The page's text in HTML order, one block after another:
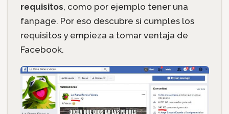
requisitos, como por ejemplo tener una
fanpage. Por eso descubre si cumples los
requisitos y empieza a tomar ventaja de
Facebook.